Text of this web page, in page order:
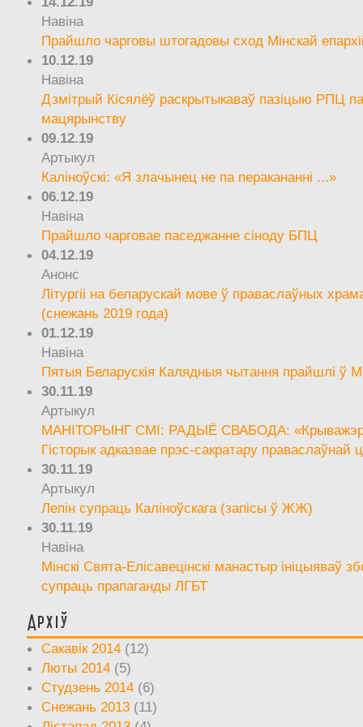
Навіна
Прайшло чарговы штогадовы сход Мінскай
10.12.19
Навіна
Дзмітрый Кісялёў раскрытыкаваў пазіцыю РПЦ
мацярынству
09.12.19
Артыкул
Каліноўскі: «Я злачынец не па перакананні ...»
06.12.19
Навіна
Прайшло чарговае паседжанне сіноду БПЦ
04.12.19
Анонс
Літургіі на беларускай мове ў праваслаўных
(снежань 2019 года)
01.12.19
Навіна
Пятыя Беларускія Калядныя чытання прайшлі ў
30.11.19
Артыкул
МАНІТОРЫНГ СМІ: РАДЫЁ СВАБОДА:
Гісторык адказвае прэс-сакратару праваслаўнай
30.11.19
Артыкул
Лепін супраць Каліноўскага (запісы ў ЖЖ)
30.11.19
Навіна
Мінскі Свята-Елісавецінскі манастыр ініцыяваў
супраць прапаганды ЛГБТ
Архіў
Сакавік 2014 (12)
Люты 2014 (5)
Студзень 2014 (6)
Снежань 2013 (11)